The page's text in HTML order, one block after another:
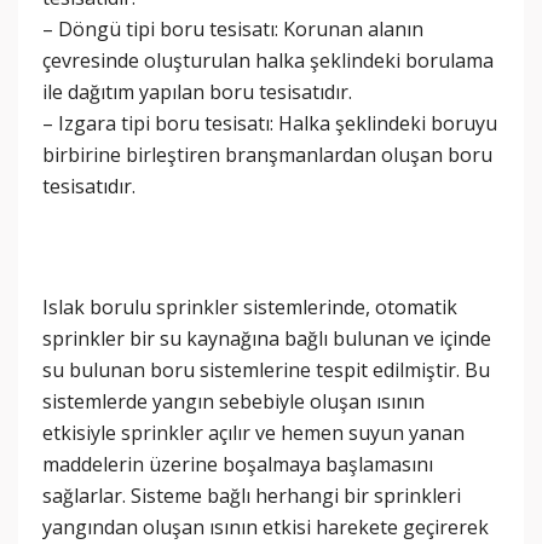
– Döngü tipi boru tesisatı: Korunan alanın
çevresinde oluşturulan halka şeklindeki borulama
ile dağıtım yapılan boru tesisatıdır.
– Izgara tipi boru tesisatı: Halka şeklindeki boruyu
birbirine birleştiren branşmanlardan oluşan boru
tesisatıdır.
Islak borulu sprinkler sistemlerinde, otomatik
sprinkler bir su kaynağına bağlı bulunan ve içinde
su bulunan boru sistemlerine tespit edilmiştir. Bu
sistemlerde yangın sebebiyle oluşan ısının
etkisiyle sprinkler açılır ve hemen suyun yanan
maddelerin üzerine boşalmaya başlamasını
sağlarlar. Sisteme bağlı herhangi bir sprinkleri
yangından oluşan ısının etkisi harekete geçirerek